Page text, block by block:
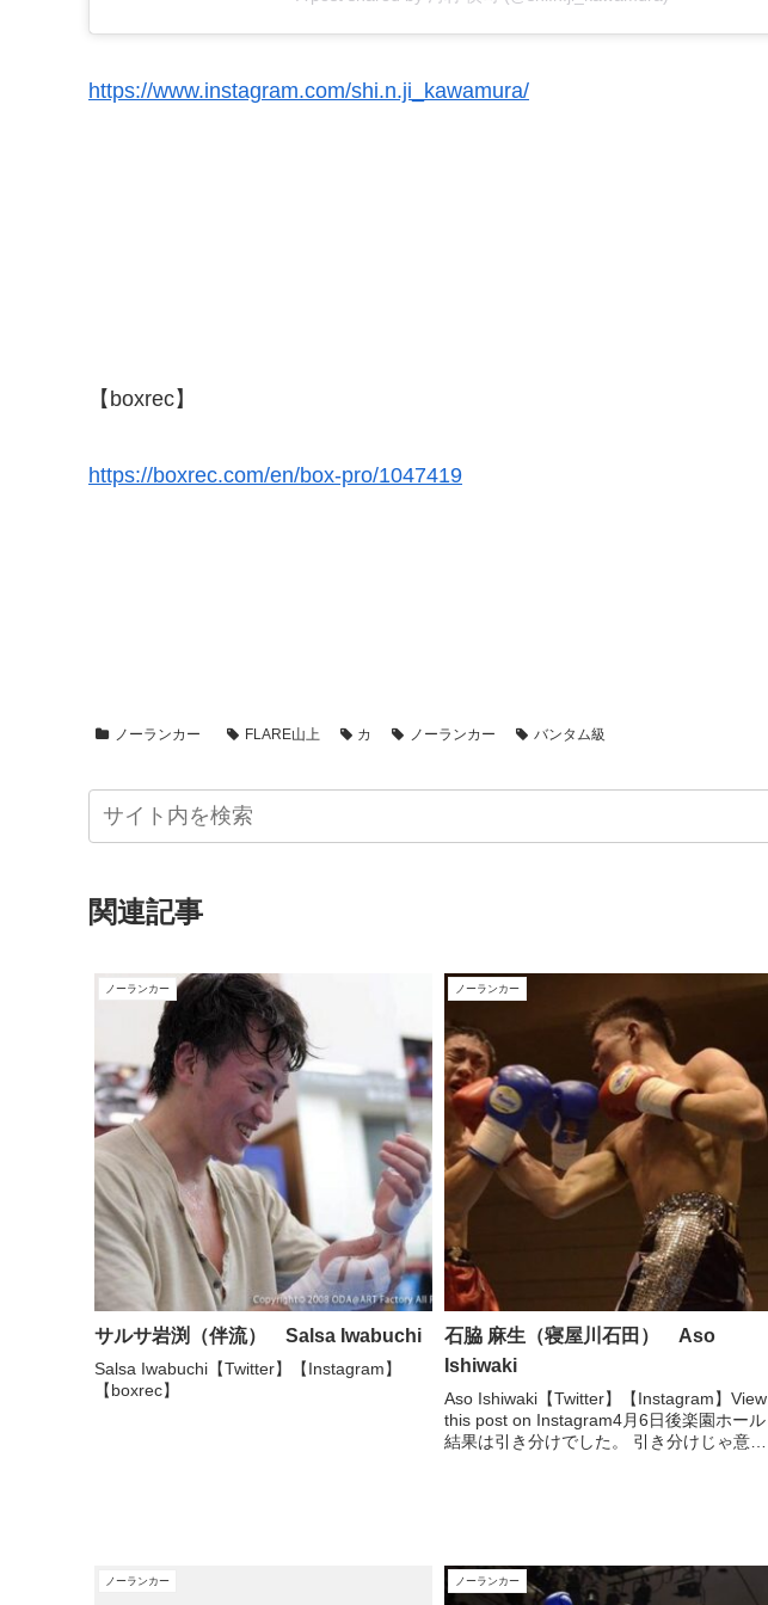
https://www.instagram.com/shi.n.ji_kawamura/
【boxrec】
https://boxrec.com/en/box-pro/1047419
ノーランカー FLARE山上 カ ノーランカー バンタム級
関連記事
ノーランカー
サルサ岩渕（伴流） Salsa Iwabuchi
Salsa Iwabuchi【Twitter】【Instagram】
【boxrec】
ノーランカー
石脇 麻生（寝屋川石田） Aso
Ishiwaki
Aso Ishiwaki【Twitter】【Instagram】View
this post on Instagram4月6日後楽園ホール
結果は引き分けでした。 引き分けじゃ意味
ノーランカー ノーランカー